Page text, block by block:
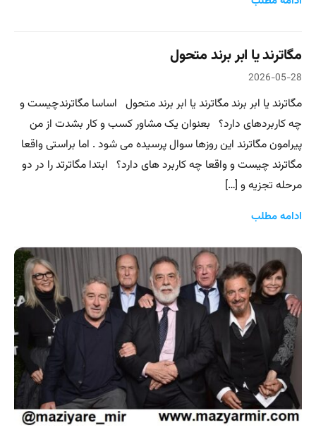
مگاترند یا ابر برند متحول
2026-05-28
مگاترند یا ابر برند مگاترند یا ابر برند متحول اساسا مگاترندچیست و
چه کاربردهای دارد؟ بعنوان یک مشاور کسب و کار بشدت از من
پیرامون مگاترند این روزها سوال پرسیده می شود . اما براستی واقعا
مگاترند چیست و واقعا چه کاربرد های دارد؟ ابتدا مگاترتد را در دو
مرحله تجزیه و […]
ادامه مطلب